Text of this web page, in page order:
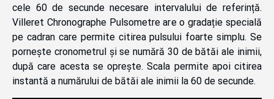
cele 60 de secunde necesare intervalului de referință.
Villeret Chronographe Pulsometre are o gradație specială
pe cadran care permite citirea pulsului foarte simplu. Se
pornește cronometrul și se numără 30 de bătăi ale inimii,
după care acesta se oprește. Scala permite apoi citirea
instantă a numărului de bătăi ale inimii la 60 de secunde.